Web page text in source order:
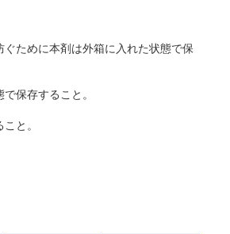
ために本剤は外箱に入れた状態で保
保存すること。
と。